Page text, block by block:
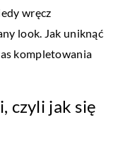
wręcz
look. Jak uniknąć
kompletowania
czyli jak się